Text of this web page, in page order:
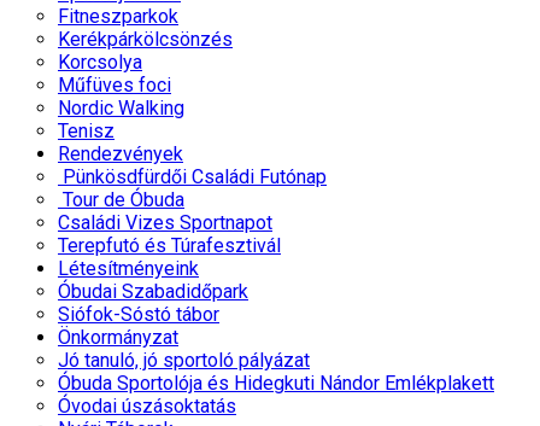
Fitneszparkok
Kerékpárkölcsönzés
Korcsolya
Műfüves foci
Nordic Walking
Tenisz
Rendezvények
Pünkösdfürdői Családi Futónap
Tour de Óbuda
Családi Vizes Sportnapot
Terepfutó és Túrafesztivál
Létesítményeink
Óbudai Szabadidőpark
Siófok-Sóstó tábor
Önkormányzat
Jó tanuló, jó sportoló pályázat
Óbuda Sportolója és Hidegkuti Nándor Emlékplakett
Óvodai úszásoktatás